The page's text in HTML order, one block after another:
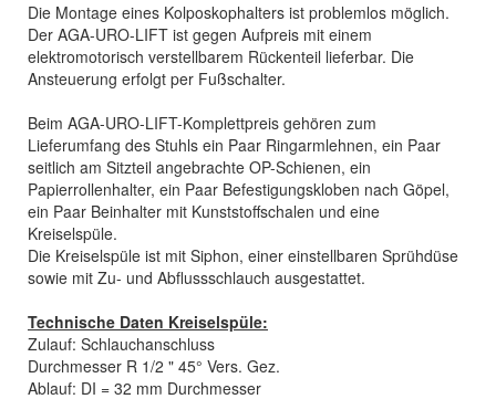
Die Montage eines Kolposkophalters ist problemlos möglich.
Der AGA-URO-LIFT ist gegen Aufpreis mit einem
elektromotorisch verstellbarem Rückenteil lieferbar. Die
Ansteuerung erfolgt per Fußschalter.
Beim AGA-URO-LIFT-Komplettpreis gehören zum
Lieferumfang des Stuhls ein Paar Ringarmlehnen, ein Paar
seitlich am Sitzteil angebrachte OP-Schienen, ein
Papierrollenhalter, ein Paar Befestigungskloben nach Göpel,
ein Paar Beinhalter mit Kunststoffschalen und eine
Kreiselspüle.
Die Kreiselspüle ist mit Siphon, einer einstellbaren Sprühdüse
sowie mit Zu- und Abflussschlauch ausgestattet.
Technische Daten Kreiselspüle:
Zulauf: Schlauchanschluss
Durchmesser R 1/2 " 45° Vers. Gez.
Ablauf: DI = 32 mm Durchmesser